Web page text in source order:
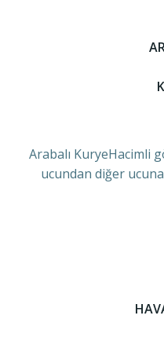
Arabalı KuryeHacimli
ucundan diğer